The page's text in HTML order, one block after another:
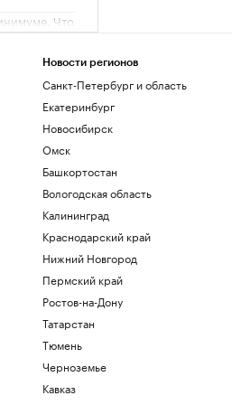
Что
вину
₽7 млрд
РБК
об
Новости регионов
Санкт-Петербург и область
Екатеринбург
Новосибирск
Омск
Башкортостан
Вологодская область
Калининград
Краснодарский край
Нижний Новгород
Пермский край
Ростов-на-Дону
Татарстан
Тюмень
Черноземье
Кавказ